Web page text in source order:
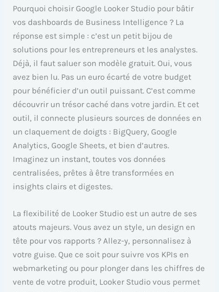
Pourquoi choisir Google Looker Studio pour bâtir
vos dashboards de Business Intelligence ? La
réponse est simple : c’est un petit bijou de
solutions pour les entrepreneurs et les analystes.
Déjà, il faut saluer son modèle gratuit. Oui, vous
avez bien lu. Pas un euro écarté de votre budget
pour bénéficier d’un outil puissant. C’est comme
découvrir un trésor caché dans votre jardin. Et cet
outil, il connecte plusieurs sources de données en
un claquement de doigts : BigQuery, Google
Analytics, Google Sheets, et bien d’autres.
Imaginez un instant, toutes vos données
centralisées, prêtes à être transformées en
insights clairs et digestes.
La flexibilité de Looker Studio est un autre de ses
atouts majeurs. Vous avez un style, un design en
tête pour vos rapports ? Allez-y, personnalisez à
votre guise. Que ce soit pour suivre vos KPIs en
webmarketing ou pour plonger dans les chiffres de
vente de votre produit, Looker Studio vous permet